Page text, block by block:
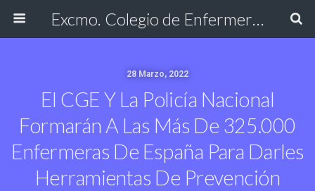
Excmo. Colegio de Enfermería de Cádiz
28 Marzo, 2022
El CGE Y La Policía Nacional
Formarán A Las Más De 325.000
Enfermeras De España Para Darles
Herramientas De Prevención